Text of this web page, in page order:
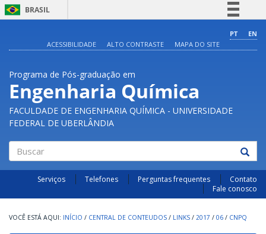
BRASIL
Comunica BR
Acesso à informação
Legislação
PT
EN
ACESSIBILIDADE
ALTO CONTRASTE MAPA DO SITE
Programa de Pós-graduação em
Engenharia Química
FACULDADE DE ENGENHARIA QUÍMICA - UNIVERSIDADE
FEDERAL DE UBERLÂNDIA
Buscar
Serviços Telefones Perguntas frequentes
Contato
Fale conosco
INÍCIO / CENTRAL DE CONTEUDOS / LINKS / 2017 / 06 / CNPQ